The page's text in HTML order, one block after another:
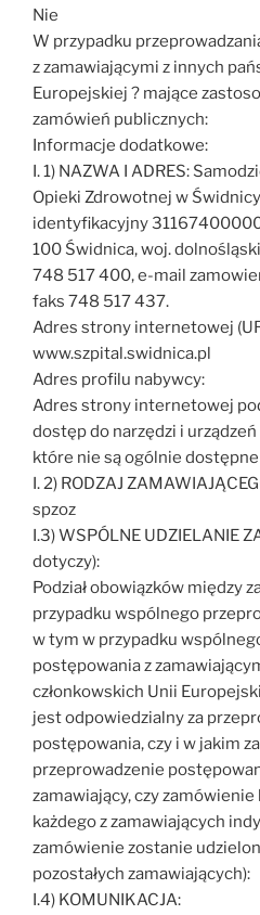
Nie
W przypadku
z zamawiającymi z innych
Europejskiej ? mające
zamówień publicznych:
Informacje dodatkowe:
I. 1) NAZWA I ADRES:
Opieki Zdrowotnej w
identyfikacyjny
100 Świdnica, woj.
748 517 400, e-mail
faks 748 517 437.
Adres strony internetowej
www.szpital.swidnica.pl
Adres profilu nabywcy:
Adres strony internetowej
dostęp do narzędzi i
które nie są ogólnie dostępne
I. 2) RODZAJ
spzoz
I.3) WSPÓLNE UDZIELANIE
dotyczy):
Podział obowiązków między
przypadku wspólnego
w tym w przypadku
postępowania z
członkowskich Unii
jest odpowiedzialny za
postępowania, czy i w jakim
przeprowadzenie
zamawiający, czy
każdego z zamawiających
zamówienie zostanie
pozostałych zamawiających):
I.4) KOMUNIKACJA: